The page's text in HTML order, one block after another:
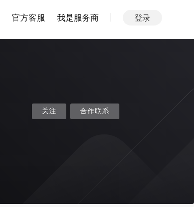
官方客服 我是服务商 登录
关注 合作联系